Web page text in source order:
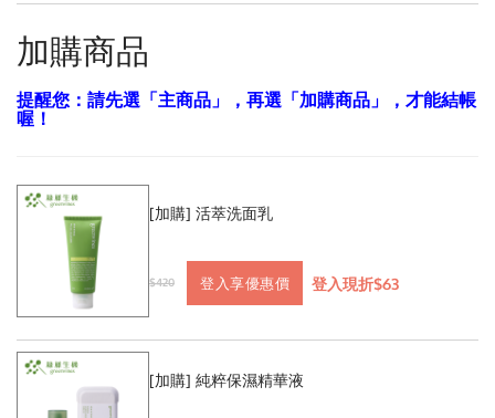
加購商品
提醒您：請先選「主商品」，再選「加購商品」，才能結帳
喔！
[加購] 活萃洗面乳
$420 登入享優惠價 登入現折$63
[加購] 純粹保濕精華液